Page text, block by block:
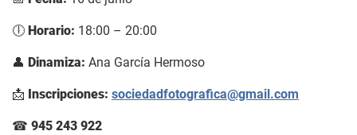
🕕 Horario: 18:00 – 20:00
👤 Dinamiza: Ana García Hermoso
📩 Inscripciones: sociedadfotografica@gmail.com
☎ 945 243 922